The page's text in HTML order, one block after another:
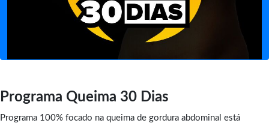
Programa Queima 30 Dias
Programa 100% focado na queima de gordura abdominal está